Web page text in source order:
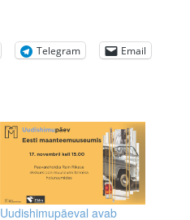
Telegram Email
Uudishimupäeval avab